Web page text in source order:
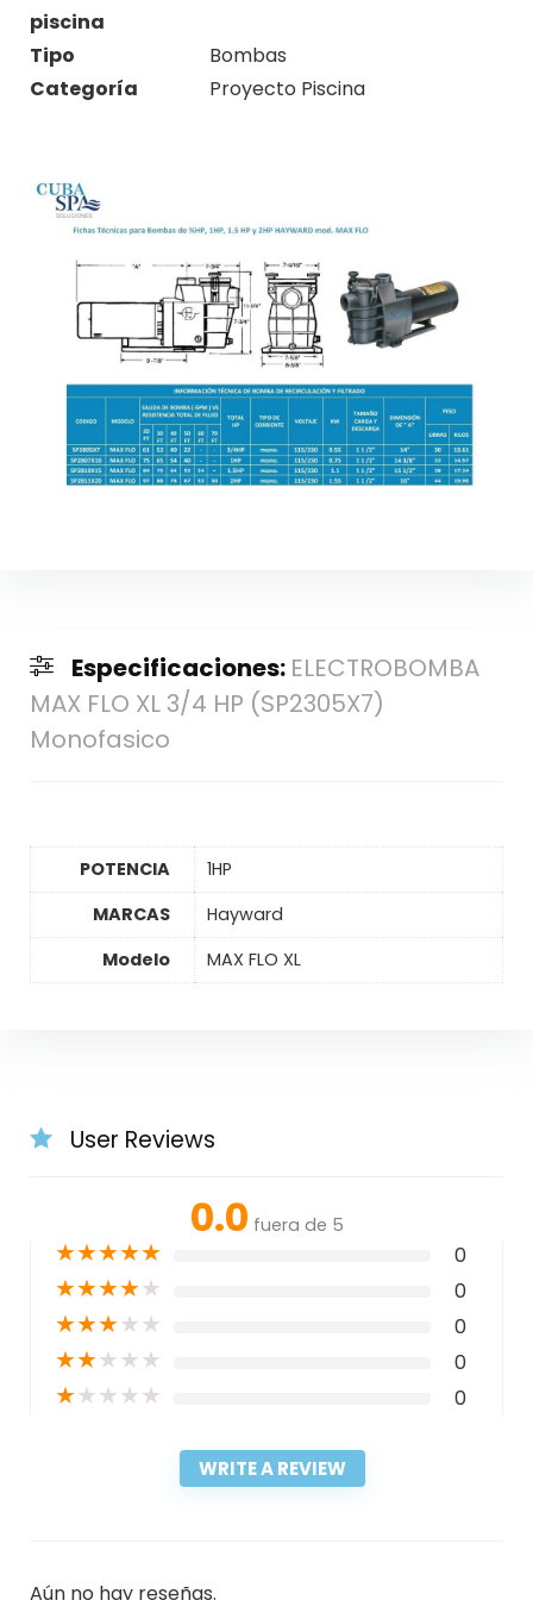
piscina
Tipo
Bombas
Categoría
Proyecto Piscina
Especificaciones: ELECTROBOMBA
MAX FLO XL 3/4 HP (SP2305X7)
Monofasico
POTENCIA
1HP
MARCAS
Hayward
Modelo
MAX FLO XL
User Reviews
0.0 fuera de 5
★★★★★ 0
★★★★★ 0
★★★★★ 0
★★★★★ 0
★★★★★ 0
WRITE A REVIEW
Aún no hay reseñas.